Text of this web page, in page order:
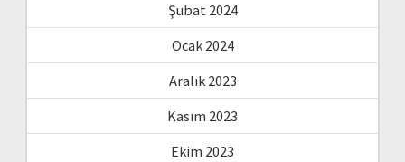
Şubat 2024
Ocak 2024
Aralık 2023
Kasım 2023
Ekim 2023